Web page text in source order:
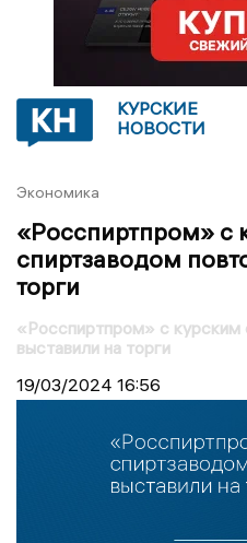
КУРСКИЕ
НОВОСТИ
Экономика
«Росспиртпром» с
спиртзаводом
торги
«Росспиртпром» с курским
выставили на торги
19/03/2024 16:56